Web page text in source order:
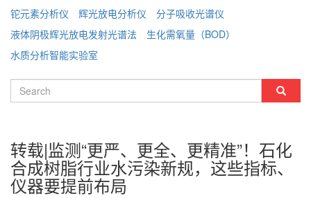
铊元素分析仪
辉光放电分析仪
分子吸收光谱仪
液体阴极辉光放电发射光谱法
生化需氧量（BOD）
水质分析智能实验室
转载|监测“更严、更全、更精准”！石化
合成树脂行业水污染新规，这些指标、
仪器要提前布局